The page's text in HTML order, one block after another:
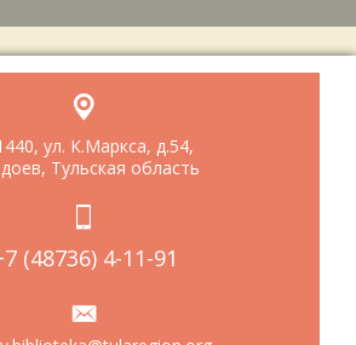
ул. К.Маркса, д.54,
Тульская область
(48736) 4-11-91